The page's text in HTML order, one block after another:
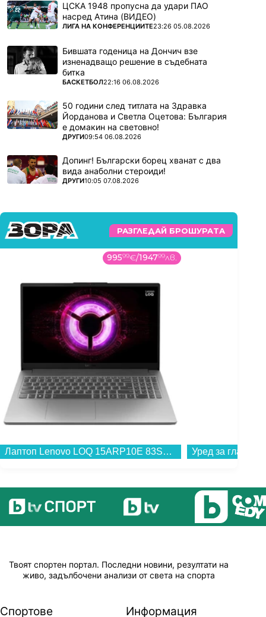
ЦСКА 1948 пропусна да удари ПАО
насред Атина (ВИДЕО)
ПОВЕЧЕ ОТ
ЛИГА НА КОНФЕРЕНЦИИТЕ23:26 05.08.2026
Бившата годеница на Дончич взе
изненадващо решение в съдебната
битка
ПОВЕЧЕ ОТ
БАСКЕТБОЛ22:16 06.08.2026
50 години след титлата на Здравка
Йорданова и Светла Оцетова: България
е домакин на световно!
ПОВЕЧЕ ОТ
ДРУГИ09:54 06.08.2026
Допинг! Български борец хванат с два
вида анаболни стероиди!
ПОВЕЧЕ ОТ
ДРУГИ10:05 07.08.2026
РАЗГЛЕДАЙ БРОШУРАТА
99599€/194799лв.
Лаптоп Lenovo LOQ 15ARP10E 83S000AEBM , 1000GB SSD , 15.60 , 16 , AMD Ryzen 7 170 OCTA CORE , NVIDIA GeForce RTX 4050 6GB GDDR6 , Без OS...
Твоят спортен портал. Последни новини, резултати на
живо, задълбочени анализи от света на спорта
Спортове Информация